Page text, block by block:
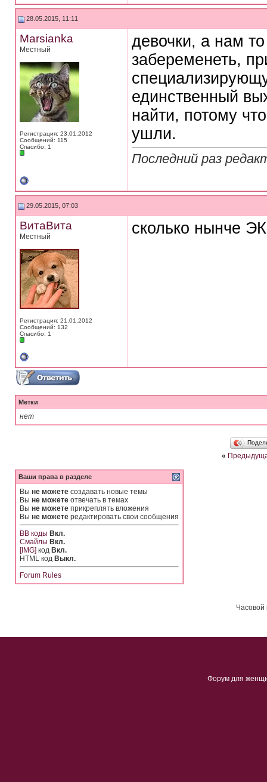
28.05.2015, 11:11
Marsianka
Местный
Регистрация: 23.01.2012
Сообщений: 115
Спасибо: 1
девочки, а нам
забеременеть,
единственный
найти, потому
ушли.
Последний раз
29.05.2015, 07:03
ВитаВита
Местный
Регистрация: 21.01.2012
Сообщений: 132
Спасибо: 1
сколько нынче
Метки
нет
«
Ваши права в разделе
Вы не можете создавать новые темы
Вы не можете отвечать в темах
Вы не можете прикреплять вложения
Вы не можете редактировать свои сообщения
BB коды Вкл.
Смайлы Вкл.
[IMG] код Вкл.
HTML код Выкл.
Forum Rules
Часовой
Форум для